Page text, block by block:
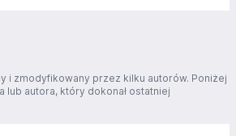
i zmodyfikowany przez kilku autorów. Poniżej
lub autora, który dokonał ostatniej